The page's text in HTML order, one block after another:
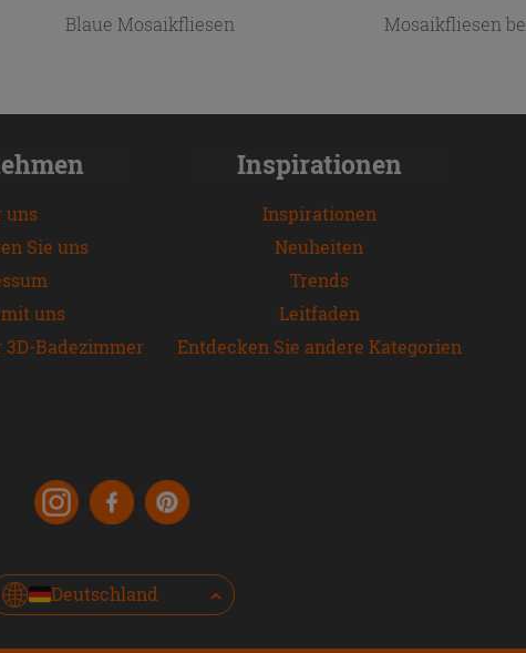
Blaue Mosaikfliesen Mosaikfliesen
uns
Sie uns
uns
Badezimmer
Inspirationen
Inspirationen
Neuheiten
Trends
Leitfaden
Entdecken Sie andere Kategorien
Deutschland